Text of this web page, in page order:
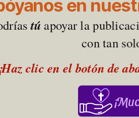
en
tú apoyar la
con tan
¡Haz clic en el botón de